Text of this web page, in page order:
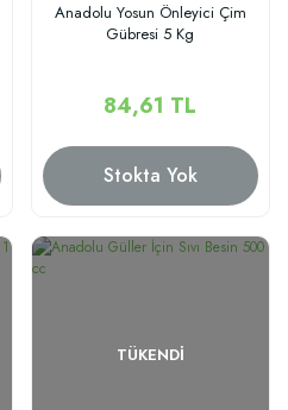
Anadolu Yosun Önleyici Çim
Gübresi 5 Kg
84,61 TL
Stokta Yok
TÜKENDI